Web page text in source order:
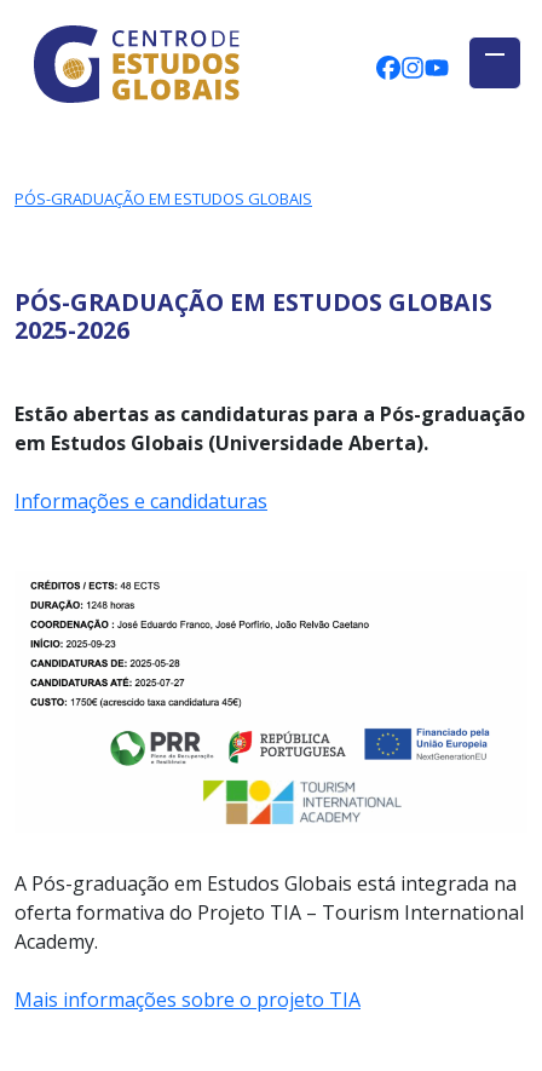
Skip to main content
CENTRO DE ESTUDOS GLOBAIS
CEGUAb @
PÓS-GRADUAÇÃO EM ESTUDOS GLOBAIS
PÓS-GRADUAÇÃO EM ESTUDOS GLOBAIS
2025-2026
Estão abertas as candidaturas para a Pós-graduação
em Estudos Globais (Universidade Aberta).
Informações e candidaturas
A Pós-graduação em Estudos Globais está integrada na
oferta formativa do Projeto TIA – Tourism International
Academy.
Mais informações sobre o projeto TIA